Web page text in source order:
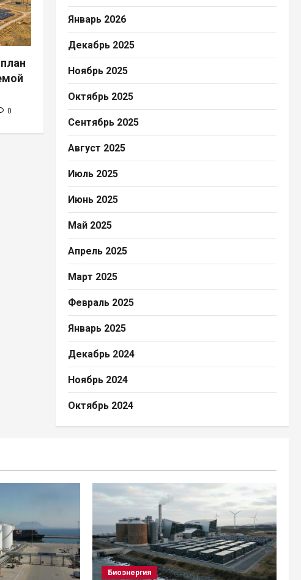
0
Январь 2026
Декабрь 2025
Ноябрь 2025
Октябрь 2025
Сентябрь 2025
Август 2025
Июль 2025
Июнь 2025
Май 2025
Апрель 2025
Март 2025
Февраль 2025
Январь 2025
Декабрь 2024
Ноябрь 2024
Октябрь 2024
Биоэнергия